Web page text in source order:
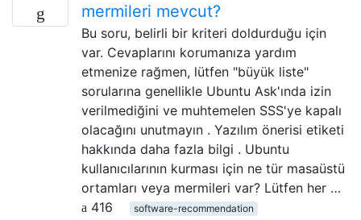
mermileri mevcut?
Bu soru, belirli bir kriteri doldurduğu için
var. Cevaplarını korumanıza yardım
etmenize rağmen, lütfen "büyük liste"
sorularına genellikle Ubuntu Ask'ında izin
verilmediğini ve muhtemelen SSS'ye kapalı
olacağını unutmayın . Yazılım önerisi etiketi
hakkında daha fazla bilgi . Ubuntu
kullanıcılarının kurması için ne tür masaüstü
ortamları veya mermileri var? Lütfen her …
416
software-recommendation